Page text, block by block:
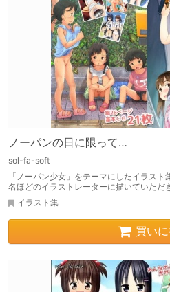
ノーパンの日に限って…
sol-fa-soft
「ノーパン少女」をテーマにしたイラス
名ほどのイラストレーターに描いていただ
イラスト集
買いに